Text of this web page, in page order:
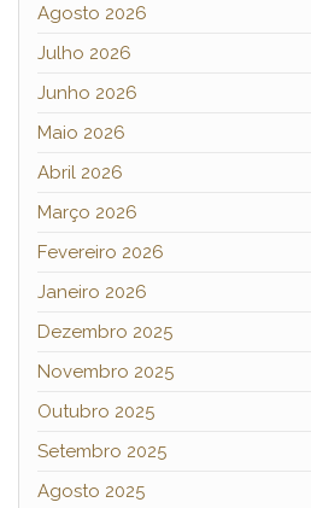
Agosto 2026
Julho 2026
Junho 2026
Maio 2026
Abril 2026
Março 2026
Fevereiro 2026
Janeiro 2026
Dezembro 2025
Novembro 2025
Outubro 2025
Setembro 2025
Agosto 2025